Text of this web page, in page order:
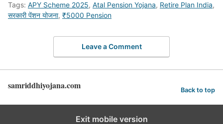
Tags: APY Scheme 2025, Atal Pension Yojana, Retire Plan India,
सरकारी पेंशन योजना, ₹5000 Pension
Leave a Comment
samriddhiyojana.com Back to top
Exit mobile version